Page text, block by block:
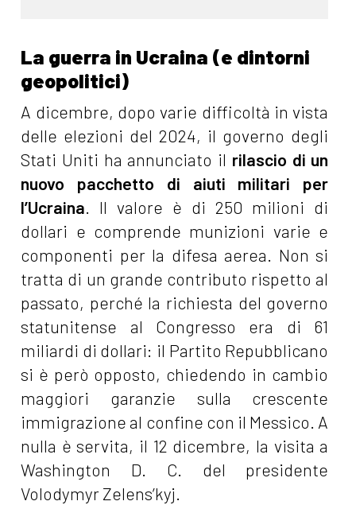
La guerra in Ucraina (e dintorni
geopolitici)
A dicembre, dopo varie difficoltà in vista
delle elezioni del 2024, il governo degli
Stati Uniti ha annunciato il rilascio di un
nuovo pacchetto di aiuti militari per
l’Ucraina. Il valore è di 250 milioni di
dollari e comprende munizioni varie e
componenti per la difesa aerea. Non si
tratta di un grande contributo rispetto al
passato, perché la richiesta del governo
statunitense al Congresso era di 61
miliardi di dollari: il Partito Repubblicano
si è però opposto, chiedendo in cambio
maggiori garanzie sulla crescente
immigrazione al confine con il Messico. A
nulla è servita, il 12 dicembre, la visita a
Washington D. C. del presidente
Volodymyr Zelens’kyj.